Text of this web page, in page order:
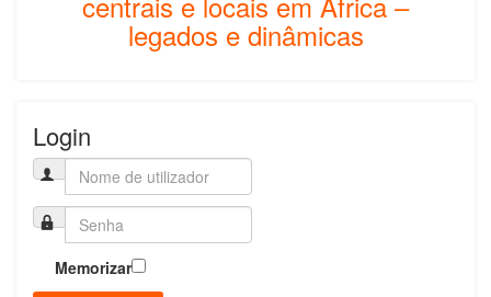
legados e dinâmicas
Login
Memorizar